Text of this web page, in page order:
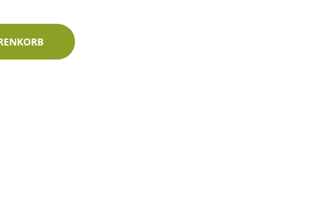
5000M 400ml Lechler-Zweischicht-Wasserlack Menge